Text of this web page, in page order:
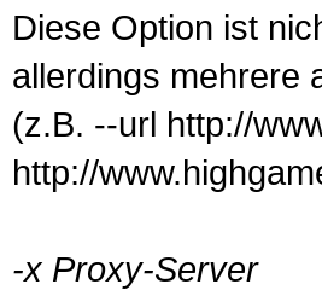
Diese Option ist
allerdings mehrere
(z.B. --url http://
http://
-x Proxy-Server